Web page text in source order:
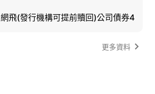
網飛(發行機構可提前贖回)公司債券4
更多資料